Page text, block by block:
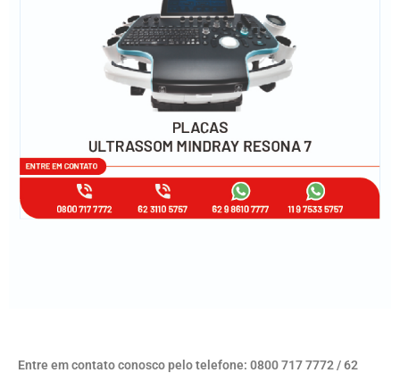
Entre em contato conosco pelo telefone: 0800 717 7772 / 62